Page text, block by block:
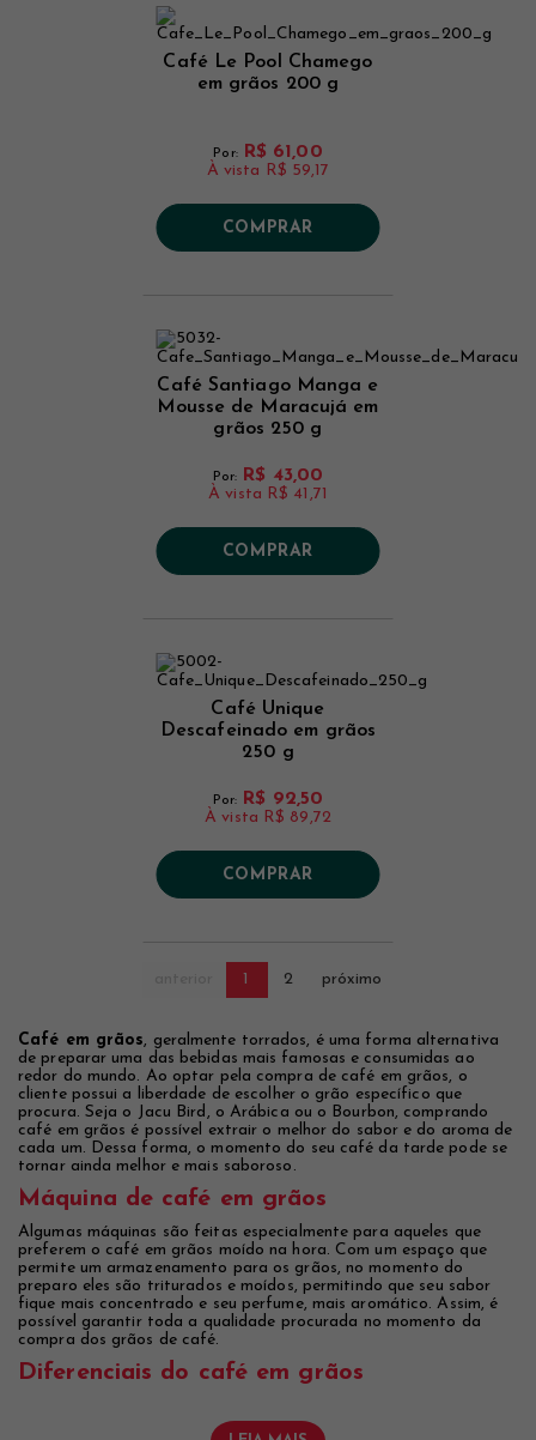
Café Le Pool Chamego
em grãos 200 g
Por: R$ 61,00
À vista R$ 59,17
COMPRAR
Café Santiago Manga e
Mousse de Maracujá em
grãos 250 g
Por: R$ 43,00
À vista R$ 41,71
COMPRAR
Café Unique
Descafeinado em grãos
250 g
Por: R$ 92,50
À vista R$ 89,72
COMPRAR
1 2 próximo
Café em grãos, geralmente torrados, é uma forma alternativa
de preparar uma das bebidas mais famosas e consumidas ao
redor do mundo. Ao optar pela compra de café em grãos, o
cliente possui a liberdade de escolher o grão específico que
procura. Seja o Jacu Bird, o Arábica ou o Bourbon, comprando
café em grãos é possível extrair o melhor do sabor e do aroma de
cada um. Dessa forma, o momento do seu café da tarde pode se
tornar ainda melhor e mais saboroso.
Máquina de café em grãos
Algumas máquinas são feitas especialmente para aqueles que
preferem o café em grãos moído na hora. Com um espaço que
permite um armazenamento para os grãos, no momento do
preparo eles são triturados e moídos, permitindo que seu sabor
fique mais concentrado e seu perfume, mais aromático. Assim, é
possível garantir toda a qualidade procurada no momento da
compra dos grãos de café.
Diferenciais do café em grãos